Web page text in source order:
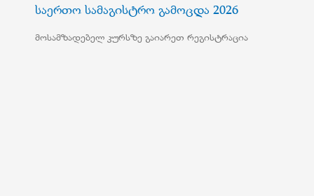
საერთო სამაგისტრო გამოცდა 2026
მოსამზადებელ კურსზე გაიარეთ რეგისტრაცია